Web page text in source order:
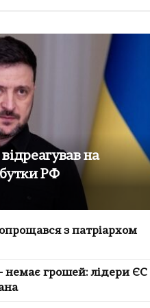
на
РФ
з патріархом
немає грошей: лідери ЄС